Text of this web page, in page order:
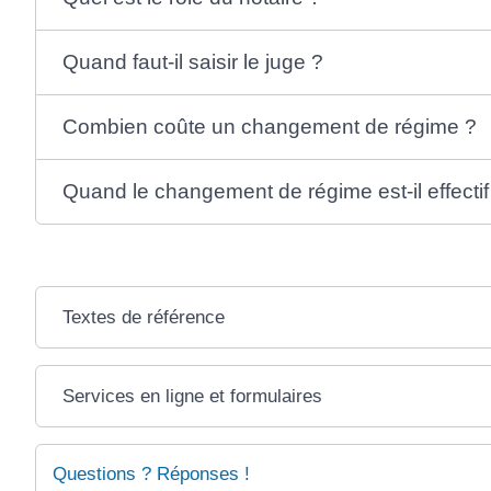
Quand faut-il saisir le juge ?
Combien coûte un changement de régime ?
Quand le changement de régime est-il
Textes de référence
Services en ligne et formulaires
Questions ? Réponses !